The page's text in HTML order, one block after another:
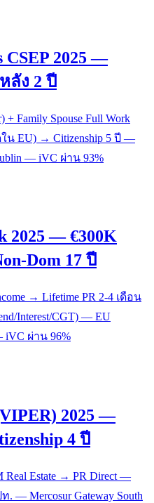
2025 —
ลัง 2 ปี
+ Family Spouse Full Work
น EU) → Citizenship 5 ปี —
— iVC ผ่าน 93%
2025 — €300K
Dom 17 ปี
→ Lifetime PR 2-4 เดือน
Interest/CGT) — EU
iVC ผ่าน 96%
2025 —
4 ปี
Real Estate → PR Direct —
ท. — Mercosur Gateway South